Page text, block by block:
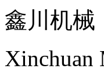
鑫川机械
Xinchuan